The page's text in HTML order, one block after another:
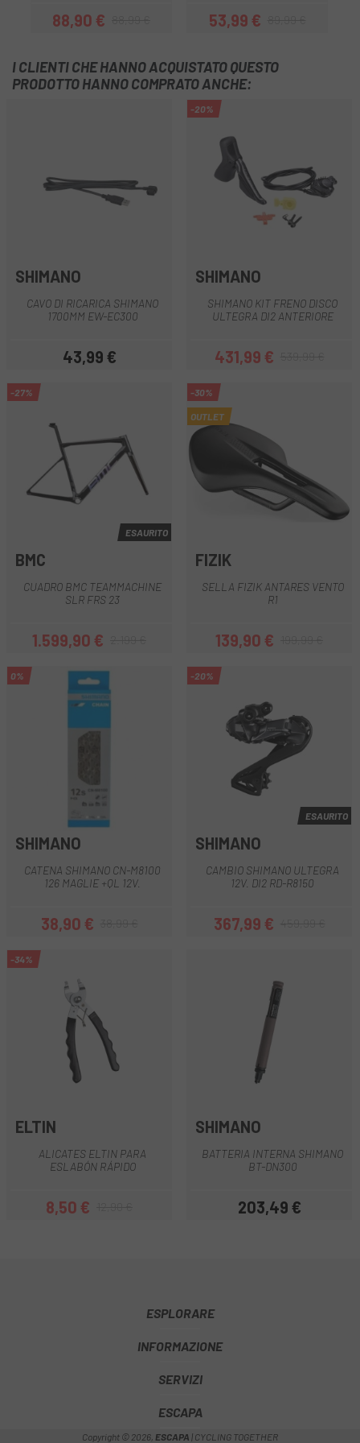
Prezzo
88,90 €Prezzo base Prezzo
53,99 €Prezzo base
I CLIENTI CHE HANNO ACQUISTATO QUESTO
PRODOTTO HANNO COMPRATO ANCHE:
SHIMANO
CAVO DI RICARICA SHIMANO
1700MM EW-EC300
Prezzo
43,99 €
-20%
SHIMANO
SHIMANO KIT FRENO DISCO
ULTEGRA DI2 ANTERIORE
Prezzo
431,99 €Prezzo base
-27%
ESAURITO
BMC
CUADRO BMC TEAMMACHINE
SLR FRS 23
Prezzo
1.599,90 €Prezzo base
-30%
OUTLET
FIZIK
SELLA FIZIK ANTARES VENTO
R1
Prezzo
139,90 €Prezzo base
0%
SHIMANO
CATENA SHIMANO CN-M8100
126 MAGLIE +QL 12V.
Prezzo
38,90 €Prezzo base
-20%
ESAURITO
SHIMANO
CAMBIO SHIMANO ULTEGRA
12V. DI2 RD-R8150
Prezzo
367,99 €Prezzo base
-34%
ELTIN
ALICATES ELTIN PARA
ESLABÓN RÁPIDO
Prezzo
8,50 €Prezzo base
SHIMANO
BATTERIA INTERNA SHIMANO
BT-DN300
Prezzo
203,49 €
ESPLORARE
INFORMAZIONE
SERVIZI
ESCAPA
Copyright © 2026, ESCAPA | CYCLING TOGETHER